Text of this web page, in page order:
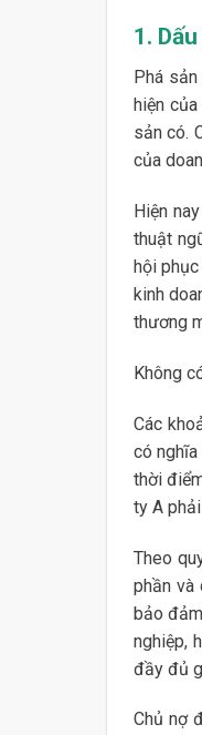
1.
Phá
hiện
sản có.
của
Hiện
thuật
hội
kinh
thương
Các
có
thời
ty A
Theo
phần và
bảo
nghiệp,
đầy đủ
Chủ nợ